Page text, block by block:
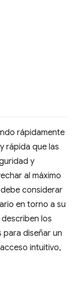
rápidamente
rápida que las
y
al máximo
considerar
en torno a su
los
para diseñar un
intuitivo,